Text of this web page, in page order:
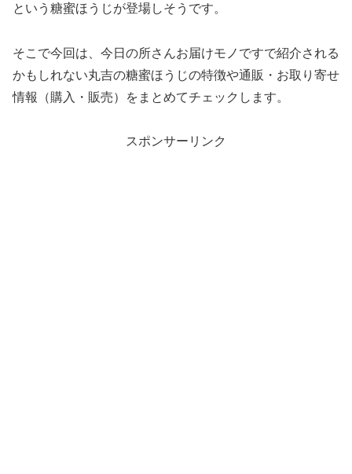
という糖蜜ほうじが登場しそうです。
そこで今回は、今日の所さんお届けモノですで紹介される
かもしれない丸吉の糖蜜ほうじの特徴や通販・お取り寄せ
情報（購入・販売）をまとめてチェックします。
スポンサーリンク